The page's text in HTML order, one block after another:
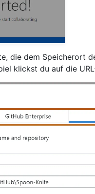
die dem Speicherort
klickst du auf die